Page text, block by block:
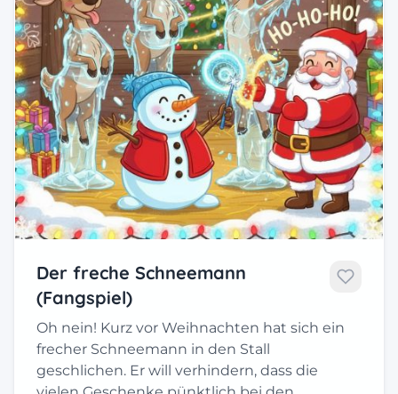
Der freche Schneemann
(Fangspiel)
Oh nein! Kurz vor Weihnachten hat sich ein
frecher Schneemann in den Stall
geschlichen. Er will verhindern, dass die